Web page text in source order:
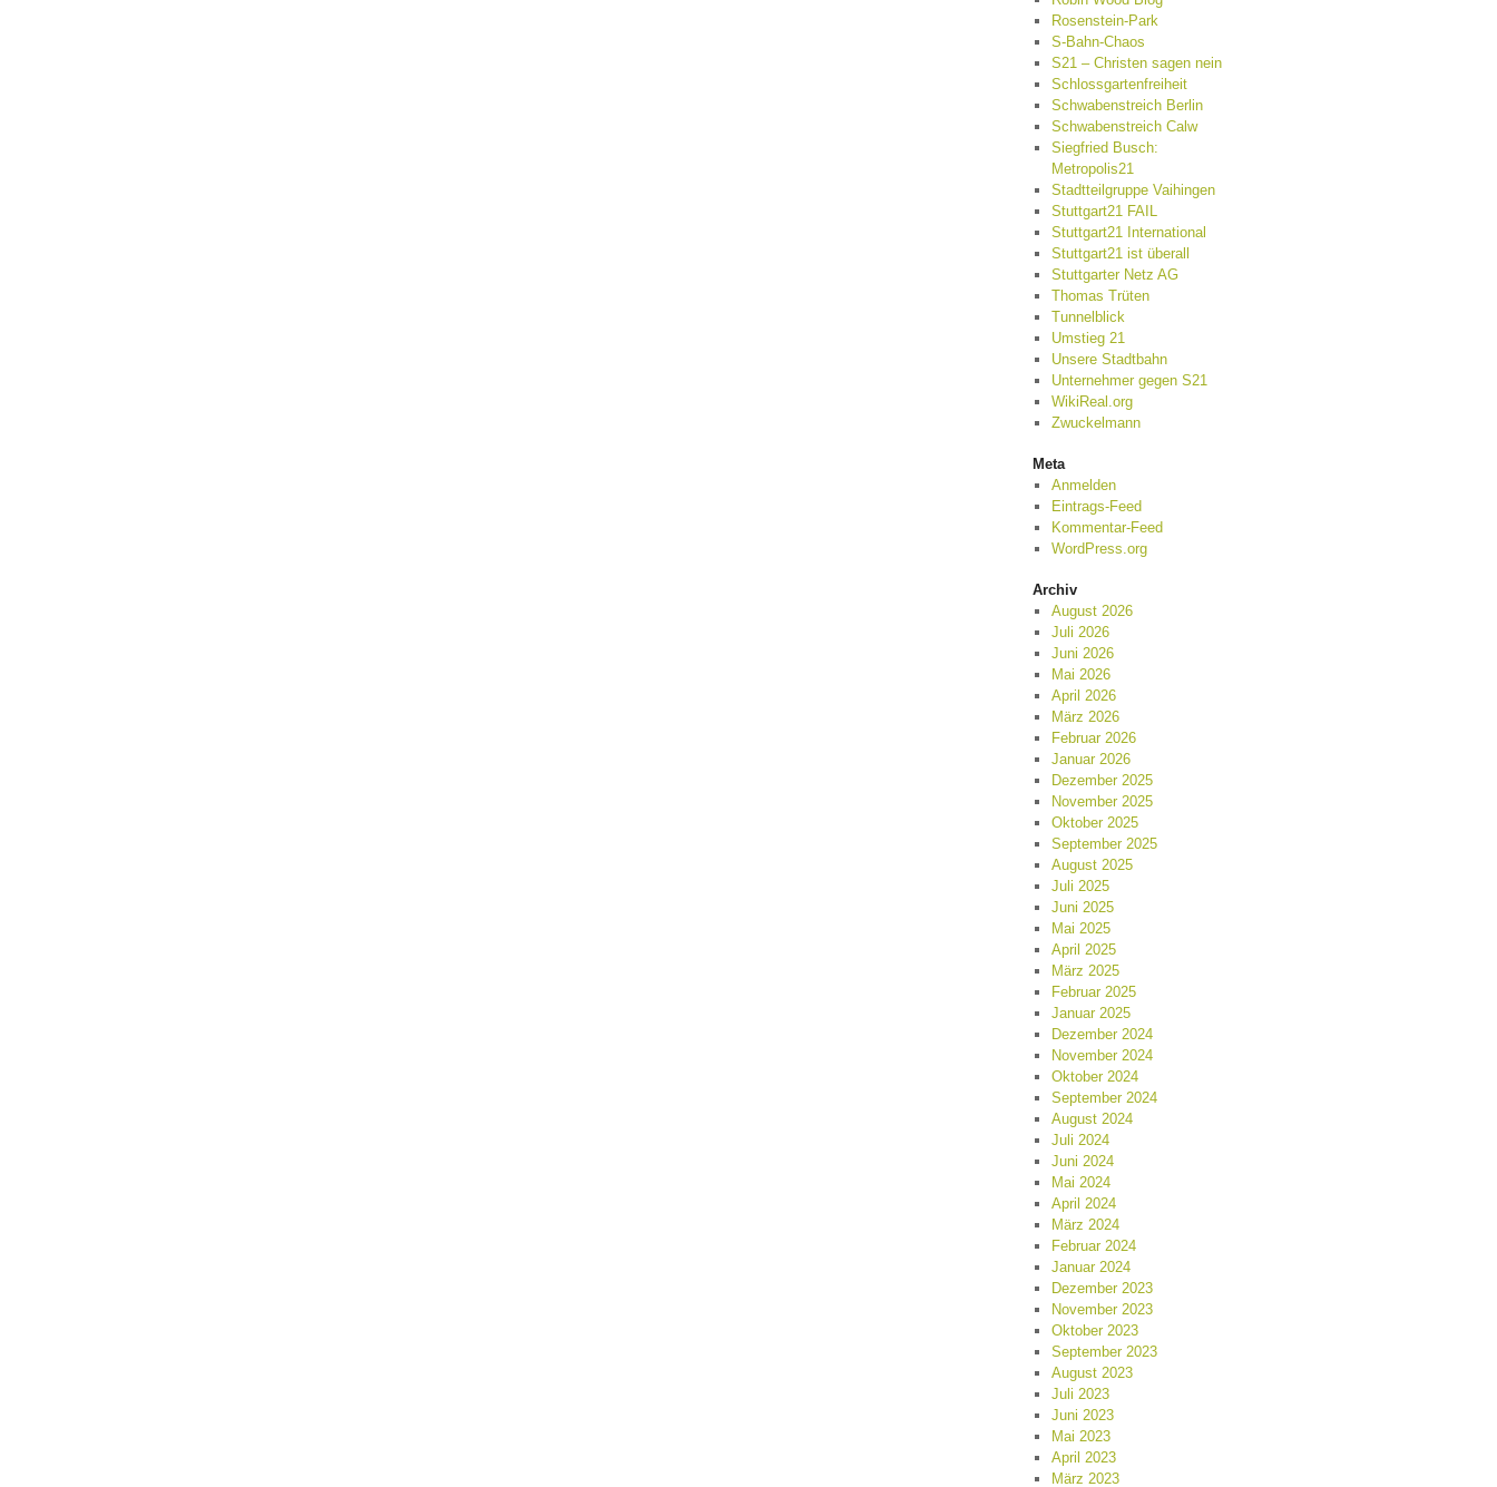
Rosenstein-Park
S-Bahn-Chaos
S21 – Christen sagen nein
Schlossgartenfreiheit
Schwabenstreich Berlin
Schwabenstreich Calw
Siegfried Busch:
Metropolis21
Stadtteilgruppe Vaihingen
Stuttgart21 FAIL
Stuttgart21 International
Stuttgart21 ist überall
Stuttgarter Netz AG
Thomas Trüten
Tunnelblick
Umstieg 21
Unsere Stadtbahn
Unternehmer gegen S21
WikiReal.org
Zwuckelmann
Meta
Anmelden
Eintrags-Feed
Kommentar-Feed
WordPress.org
Archiv
August 2026
Juli 2026
Juni 2026
Mai 2026
April 2026
März 2026
Februar 2026
Januar 2026
Dezember 2025
November 2025
Oktober 2025
September 2025
August 2025
Juli 2025
Juni 2025
Mai 2025
April 2025
März 2025
Februar 2025
Januar 2025
Dezember 2024
November 2024
Oktober 2024
September 2024
August 2024
Juli 2024
Juni 2024
Mai 2024
April 2024
März 2024
Februar 2024
Januar 2024
Dezember 2023
November 2023
Oktober 2023
September 2023
August 2023
Juli 2023
Juni 2023
Mai 2023
April 2023
März 2023